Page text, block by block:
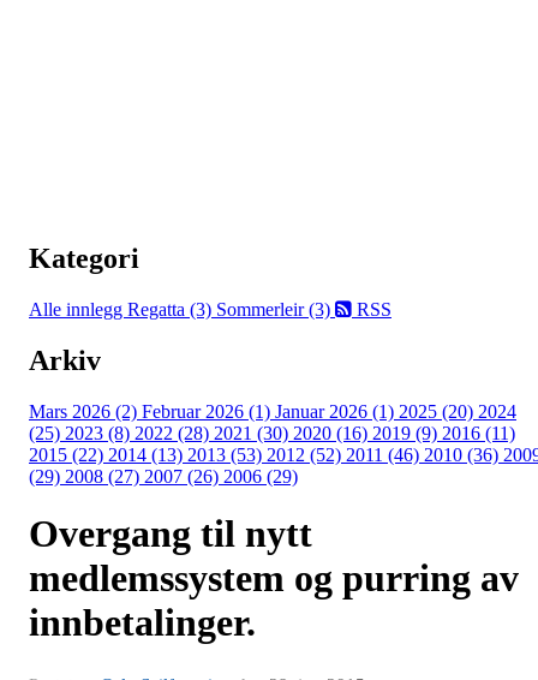
Kategori
Alle innlegg Regatta (3) Sommerleir (3) RSS
Arkiv
Mars 2026 (2) Februar 2026 (1) Januar 2026 (1) 2025 (20) 2024
(25) 2023 (8) 2022 (28) 2021 (30) 2020 (16) 2019 (9) 2016 (11)
2015 (22) 2014 (13) 2013 (53) 2012 (52) 2011 (46) 2010 (36)
(29) 2008 (27) 2007 (26) 2006 (29)
Overgang til nytt
medlemssystem og purring av
innbetalinger.